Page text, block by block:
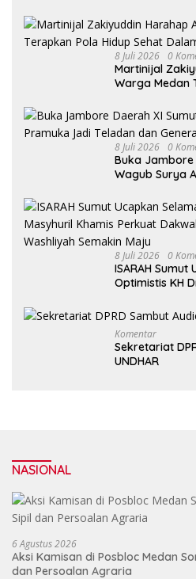
8 Juli 2026 0
Martinijal
Warga Medan
8 Juli 2026 0
Buka Jambore
Wagub Surya
8 Juli 2026 0
ISARAH Sumut
Optimistis KH
Al Washliyah
Komentar
Sekretariat
UNDHAR
NASIONAL
6 Agustus 2026
Aksi Kamisan di Posbloc Medan
dan Persoalan Agraria